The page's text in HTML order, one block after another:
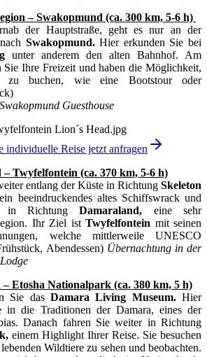
– Swakopmund (ca. 300 km, 5-6 h)
der Hauptstraße, geht es nur an der
Swakopmund.Hier erkunden Sie bei
unter anderem den alten Bahnhof. Am
Sie Ihre Freizeit und haben die Möglichkeit,
zu buchen, wie eine Bootstour oder
Guesthouse
individuelle Reise jetzt anfragen
Twyfelfontein (ca. 370 km, 5-6 h)
entlang der Küste in Richtung Skeleton
beeindruckendes altes Schiffswrack und
in RichtungDamaraland, eine sehr
Ihr Ziel istTwyfelfontein mit seinen
welche mittlerweile UNESCO
Abendessen) Übernachtung in der
Etosha Nationalpark (ca. 380 km, 5 h)
Sie das Damara Living Museum.Hier
in die Traditionen der Damara, eines der
Danach fahren Sie weiter in Richtung
einem Highlight Ihrer Reise. Sie besuchen
Wildtiere zu sehen und beobachten.